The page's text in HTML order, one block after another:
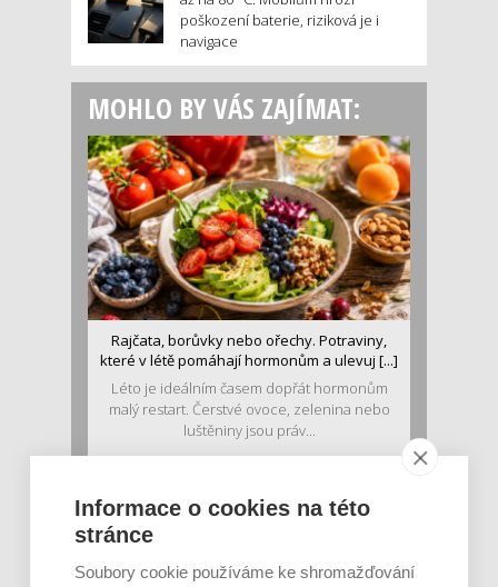
poškození baterie, riziková je i
navigace
MOHLO BY VÁS ZAJÍMAT:
Rajčata, borůvky nebo ořechy. Potraviny,
které v létě pomáhají hormonům a ulevuj [...]
Léto je ideálním časem dopřát hormonům
malý restart. Čerstvé ovoce, zelenina nebo
luštěniny jsou práv...
Informace o cookies na této
stránce
Soubory cookie používáme ke shromažďování